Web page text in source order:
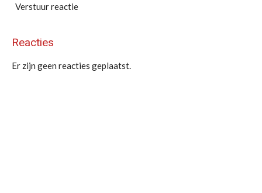
Verstuur reactie
Reacties
Er zijn geen reacties geplaatst.